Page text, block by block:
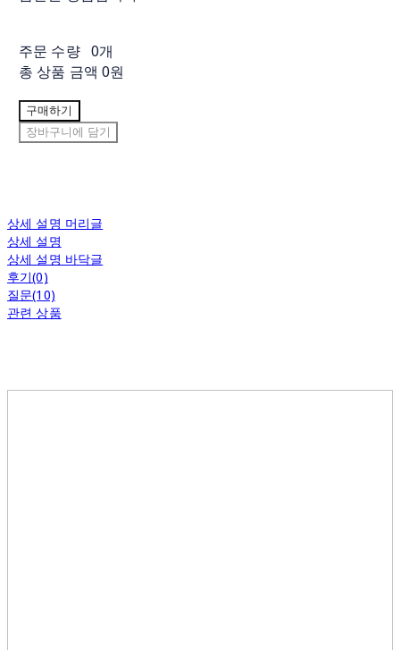
주문 수량 0개
총 상품 금액 0원
구매하기
장바구니에 담기
상세 설명 머리글
상세 설명
상세 설명 바닥글
후기(0)
질문(10)
관련 상품